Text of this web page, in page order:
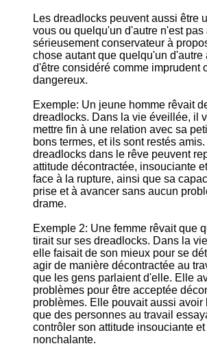
Les dreadlocks peuvent aussi être
vous ou quelqu'un d'autre n'est pas
sérieusement conservateur à
chose autant que quelqu'un d'autre
d'être considéré comme imprudent
dangereux.
Exemple: Un jeune homme rêvait
dreadlocks. Dans la vie éveillée, il
mettre fin à une relation avec sa
bons termes, et ils sont restés
dreadlocks dans le rêve peuvent
attitude décontractée, insouciante
face à la rupture, ainsi que sa
prise et à avancer sans aucun
drame.
Exemple 2: Une femme rêvait que
tirait sur ses dreadlocks. Dans la
elle faisait de son mieux pour se
agir de manière décontractée au
que les gens parlaient d'elle. Elle
problèmes pour être acceptée
problèmes. Elle pouvait aussi avoir
que des personnes au travail
contrôler son attitude insouciante et
nonchalante.